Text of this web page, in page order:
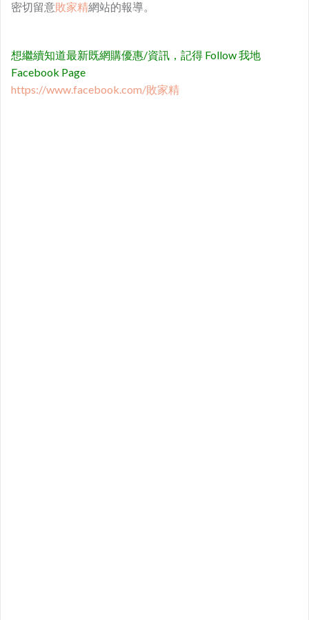
密切留意敗家精網站的報導。
想繼續知道最新既網購優惠/資訊，記得 Follow 我地
Facebook Page
https://www.facebook.com/敗家精